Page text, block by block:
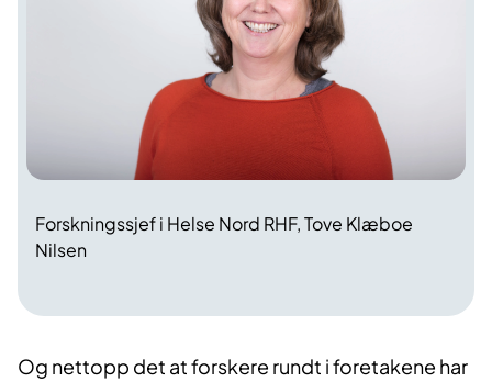
Forskningssjef i Helse Nord RHF, Tove Klæboe
Nilsen
Og nettopp det at forskere rundt i foretakene har